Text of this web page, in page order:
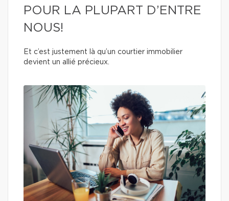
POUR LA PLUPART D’ENTRE
NOUS!
Et c’est justement là qu’un courtier immobilier
devient un allié précieux.